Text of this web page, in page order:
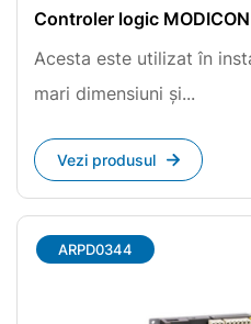
Controler logic MODICON
Acesta este utilizat în
mari dimensiuni și...
Vezi produsul
ARPD0344